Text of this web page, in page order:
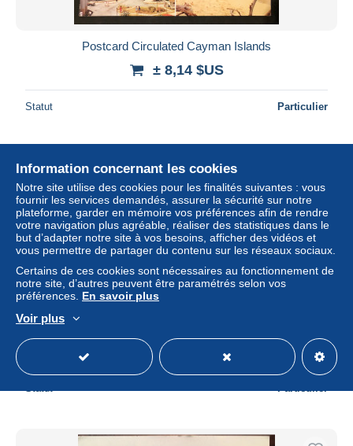
Postcard Circulated Cayman Islands
± 8,14 $US
Statut Particulier
± 2,31 $US
Information concernant les cookies
Notre site utilise des cookies pour les finalités suivantes : vous
fournir les services demandés, assurer la sécurité sur notre
plateforme, garder en mémoire vos préférences afin de rendre
votre navigation plus agréable, réaliser des statistiques dans le
but d’adapter notre site à vos besoins, afficher des vidéos et
vous permettre de partager du contenu sur les réseaux sociaux.
Certains de ces cookies sont nécessaires au fonctionnement de
notre site, d’autres peuvent être paramétrés selon vos
préférences. En savoir plus
Voir plus